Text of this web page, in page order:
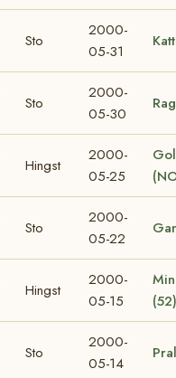
Sto
2000-
05-31
Sto
2000-
05-30
Hingst
2000-
05-25
Sto
2000-
05-22
Hingst
2000-
05-15
(52)
Sto
2000-
05-14